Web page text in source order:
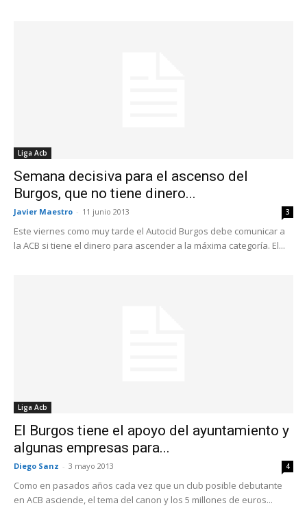
Liga Acb
Semana decisiva para el ascenso del
Burgos, que no tiene dinero...
Javier Maestro - 11 junio 2013 3
Este viernes como muy tarde el Autocid Burgos debe comunicar a
la ACB si tiene el dinero para ascender a la máxima categoría. El...
Liga Acb
El Burgos tiene el apoyo del ayuntamiento y
algunas empresas para...
Diego Sanz - 3 mayo 2013 4
Como en pasados años cada vez que un club posible debutante
en ACB asciende, el tema del canon y los 5 millones de euros...